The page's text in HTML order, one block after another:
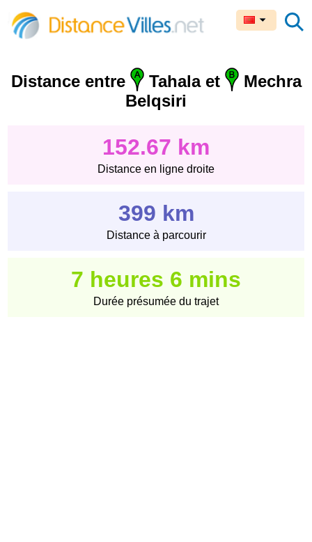
Distance entre Tahala et
Mechra
Belqsiri
152.67 km
Distance en ligne droite
399 km
Distance à parcourir
7 heures 6 mins
Durée présumée du trajet